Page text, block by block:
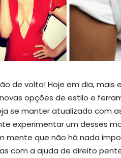
de volta! Hoje em dia,
opções de estilo e
se manter atualizado com
experimentar um desses
mente que não há nada
com a ajuda de direito